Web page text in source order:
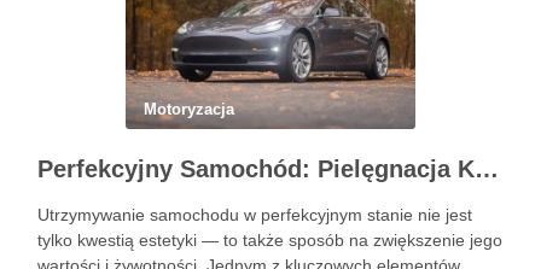
Motoryzacja
Perfekcyjny Samochód: Pielęgnacja Krok po Kroku
Utrzymywanie samochodu w perfekcyjnym stanie nie jest
tylko kwestią estetyki — to także sposób na zwiększenie jego